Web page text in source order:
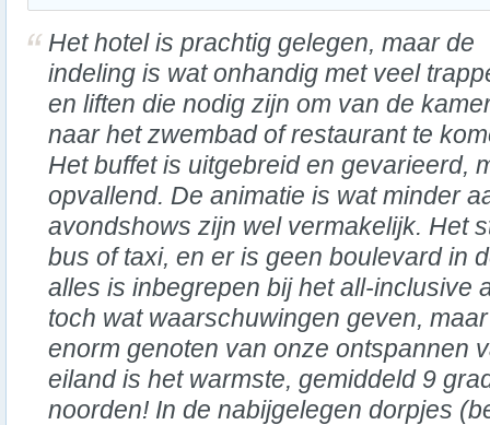
Het hotel is prachtig gelegen, maar de
indeling is wat onhandig met veel
en liften die nodig zijn om van de
naar het zwembad of restaurant te
Het buffet is uitgebreid en gevarieerd,
opvallend. De animatie is wat minder
avondshows zijn wel vermakelijk. Het
bus of taxi, en er is geen boulevard in
alles is inbegrepen bij het all-inclusive
toch wat waarschuwingen geven,
enorm genoten van onze ontspannen
eiland is het warmste, gemiddeld 9
noorden! In de nabijgelegen dorpjes